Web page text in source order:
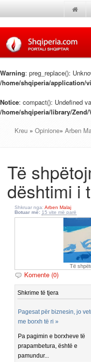
Warning: preg_replace():
/home/shqiperia/application/
Notice: compact(): Undefined
/home/shqiperia/library/
Kreu » Opinione» Arben
Të
dështimi i
Shkruar nga: Arben Malaj
Botuar më: 15 vite më parë
Të
Komente (0)
Shkrime të tjera
Pagesat për biznesin, jo
me borxh të ri »
Pa pagimin e borxheve të
prapambetura, është e
pamundur...